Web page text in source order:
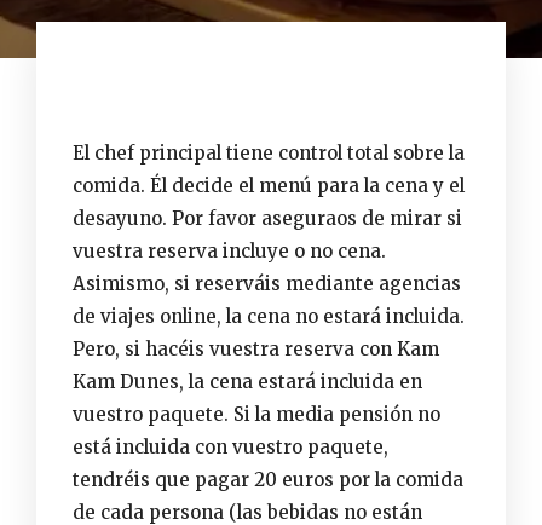
El chef principal tiene control total sobre la
comida. Él decide el menú para la cena y el
desayuno. Por favor aseguraos de mirar si
vuestra reserva incluye o no cena.
Asimismo, si reserváis mediante agencias
de viajes online, la cena no estará incluida.
Pero, si hacéis vuestra reserva con Kam
Kam Dunes, la cena estará incluida en
vuestro paquete. Si la media pensión no
está incluida con vuestro paquete,
tendréis que pagar 20 euros por la comida
de cada persona (las bebidas no están